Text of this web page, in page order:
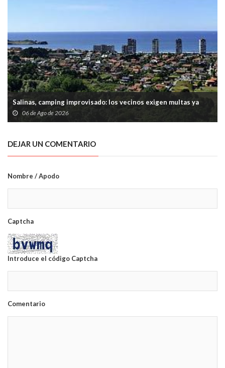
Salinas, camping improvisado: los vecinos exigen multas ya
06 de Ago de 2026
DEJAR UN COMENTARIO
Nombre / Apodo
Captcha
Introduce el código Captcha
Comentario